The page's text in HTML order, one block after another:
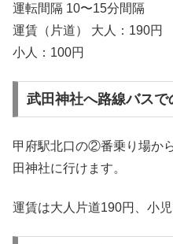
運転間隔 10〜15分間隔
運賃（片道） 大人：190円
小人：100円
武田神社へ路線バスで
甲府駅北口の②番乗り場か
田神社に行けます。
運賃は大人片道190円、小児